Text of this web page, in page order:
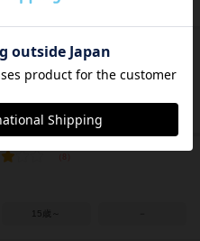
15歳～